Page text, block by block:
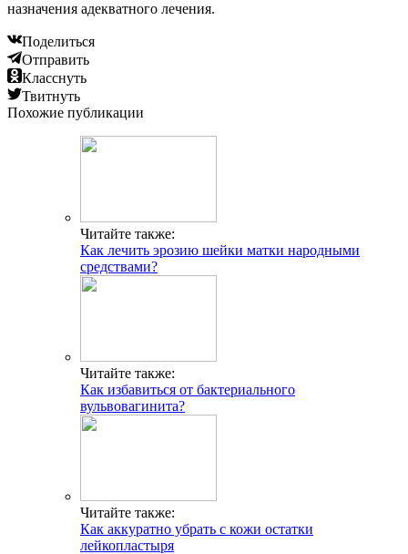
назначения адекватного лечения.
Поделиться
Отправить
Класснуть
Твитнуть
Похожие публикации
Читайте также:
Как лечить эрозию шейки матки народными
средствами?
Читайте также:
Как избавиться от бактериального
вульвовагинита?
Читайте также:
Как аккуратно убрать с кожи остатки
лейкопластыря